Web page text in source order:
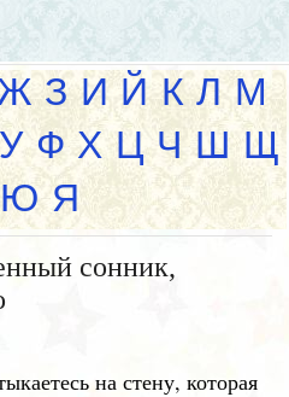
З И Й К Л М
У Ф Х Ц Ч Ш Щ
Ю Я
сонник,
на стену, которая